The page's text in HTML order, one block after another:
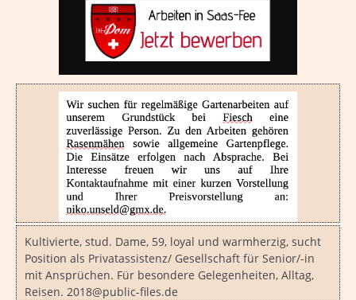
Kultivierte, stud. Dame, 59, loyal und warmherzig, sucht
Position als Privatassistenz/ Gesellschaft für Senior/-in
mit Ansprüchen. Für besondere Gelegenheiten, Alltag,
Reisen. 2018@public-files.de